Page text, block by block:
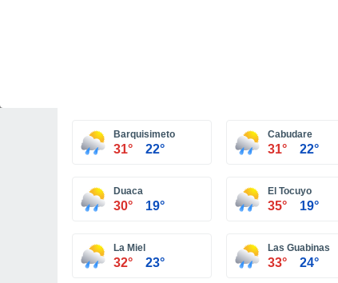
Barquisimeto
31° 22°
Cabudare
31° 22°
Duaca
30° 19°
El Tocuyo
35° 19°
La Miel
32° 23°
Las Guabinas
33° 24°